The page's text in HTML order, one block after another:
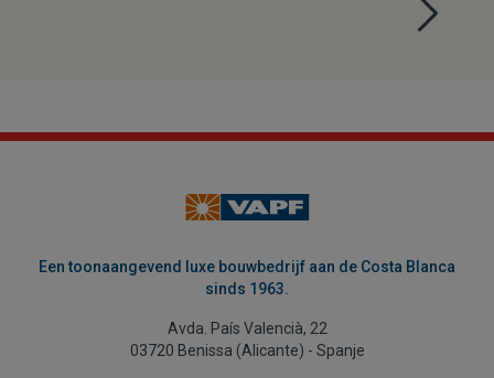
Een toonaangevend luxe bouwbedrijf aan de Costa Blanca
sinds 1963.
Avda. País Valencià, 22
03720 Benissa (Alicante) - Spanje